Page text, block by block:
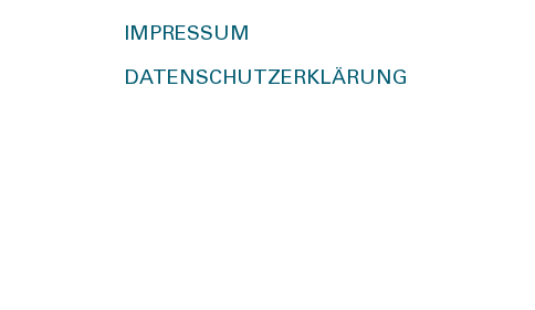
IMPRESSUM
DATENSCHUTZERKLÄRUNG